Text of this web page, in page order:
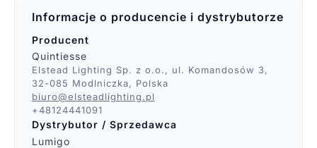
Informacje o producencie i dystrybutorze
Producent
Quintiesse
Elstead Lighting Sp. z o.o., ul. Komandosów 3,
32-085 Modlniczka, Polska
biuro@elsteadlighting.pl
+48124441091
Dystrybutor / Sprzedawca
Lumigo